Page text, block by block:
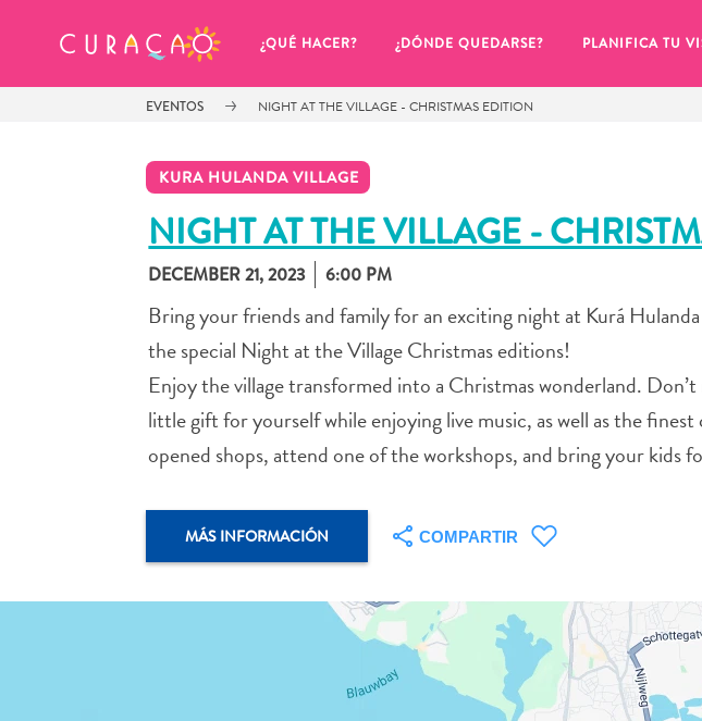
¿QUÉ HACER? ¿DÓNDE QUEDARSE? PLANIFICA TU
EVENTOS NIGHT AT THE VILLAGE - CHRISTMAS EDITION
KURA HULANDA VILLAGE
NIGHT AT THE VILLAGE -
DECEMBER 21, 2023 6:00 PM
Bring your friends and family for an exciting night at Kurá
the special Night at the Village Christmas editions!
Enjoy the village transformed into a Christmas wonderland.
little gift for yourself while enjoying live music, as well as the
opened shops, attend one of the workshops, and bring your kids
MÁS INFORMACIÓN COMPARTIR
MIS FAVORITOS
Parece que no has guardado
Cuando quiera guardar algo para más tarde, asegúrese de hacer clic en el